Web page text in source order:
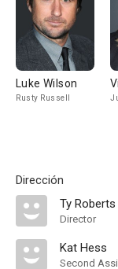
Luke Wilson
Rusty Russell
Dirección
Ty Roberts
Director
Kat Hess